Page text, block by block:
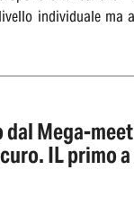
individuale ma
dal Mega-
IL primo